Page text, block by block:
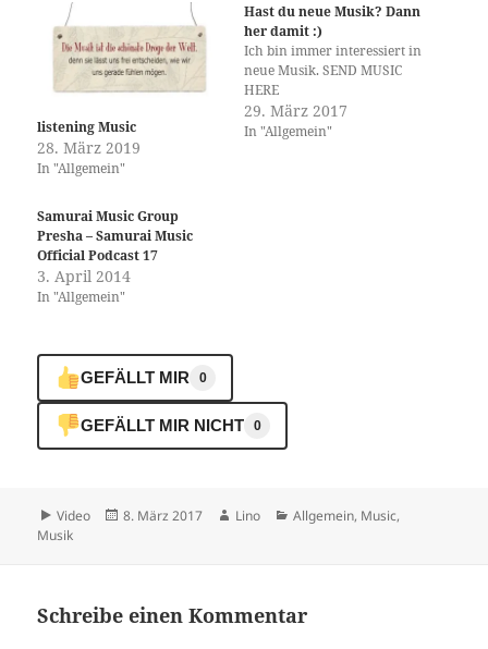
listening Music
28. März 2019
In "Allgemein"
Hast du neue Musik? Dann
her damit :)
Ich bin immer interessiert in
neue Musik. SEND MUSIC
HERE
29. März 2017
In "Allgemein"
Samurai Music Group
Presha – Samurai Music
Official Podcast 17
3. April 2014
In "Allgemein"
GEFÄLLT MIR 0
GEFÄLLT MIR NICHT 0
Format
Video
Veröffentlicht
8. März 2017 Autor
Lino Kategorien
Allgemein, Music,
Musik
Schreibe einen Kommentar